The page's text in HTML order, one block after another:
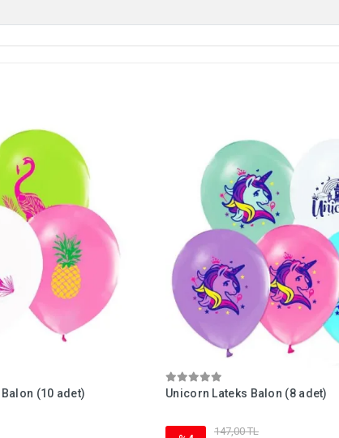
(10 adet) Unicorn Lateks Balon (8 adet)
147,00 TL